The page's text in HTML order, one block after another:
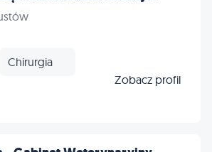
Chirurgia
Zobacz profil